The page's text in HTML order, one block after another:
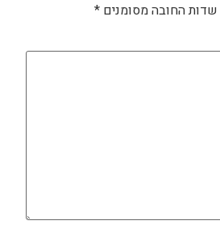
שדות החובה מסומנים *